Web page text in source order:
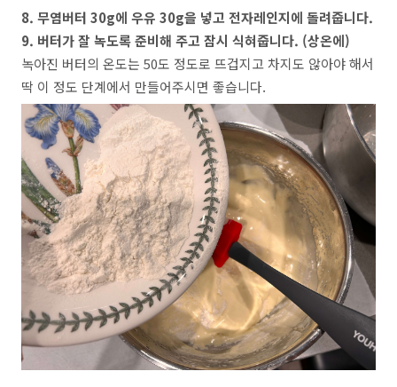
8. 무염버터 30g에 우유 30g을 넣고 전자레인지에 돌려줍니다.
9. 버터가 잘 녹도록 준비해 주고 잠시 식혀줍니다. (상온에)
녹아진 버터의 온도는 50도 정도로 뜨겁지고 차지도 않아야 해서
딱 이 정도 단계에서 만들어주시면 좋습니다.